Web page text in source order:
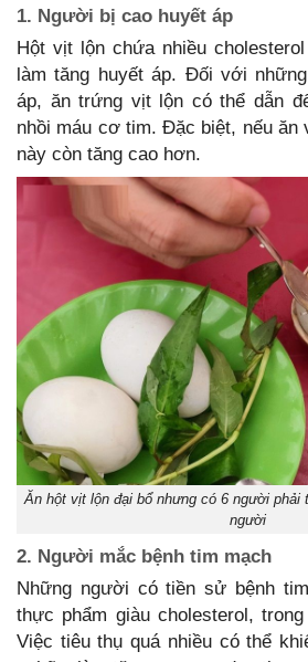
1. Người bị cao huyết áp
Hột vịt lộn chứa nhiều
làm tăng huyết áp. Đối với
áp, ăn trứng vịt lộn có thể dẫn
nhồi máu cơ tim. Đặc biệt, nếu ăn
này còn tăng cao hơn.
Ăn hột vịt lộn đại bổ nhưng có 6 người phải
người
2. Người mắc bệnh tim mạch
Những người có tiền sử bệnh
thực phẩm giàu cholesterol,
Việc tiêu thụ quá nhiều có thể